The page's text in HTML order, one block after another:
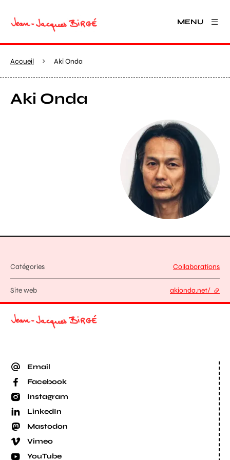
MENU
Accueil Aki Onda
Aki Onda
Agrandir
Catégories Collaborations
Site web akionda.net/ -
Email
Facebook
Instagram
LinkedIn
Mastodon
Vimeo
YouTube